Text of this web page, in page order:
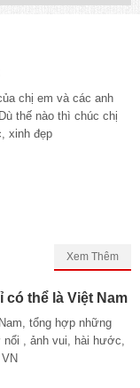
chị em và các anh
thế nào thì chúc chị
xinh đẹp
Xem Thêm
thể là Việt Nam
tổng hợp những
, ảnh vui, hài hước,